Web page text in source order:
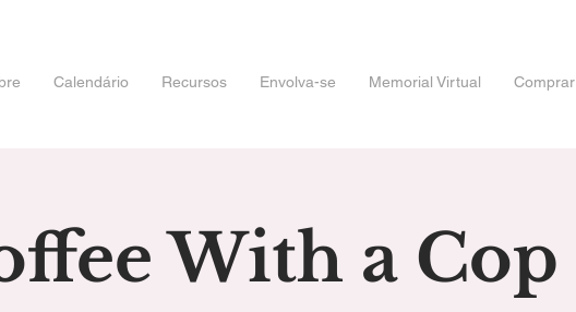
Calendário Recursos Envolva-se Memorial Virtual Comprar
With a Cop